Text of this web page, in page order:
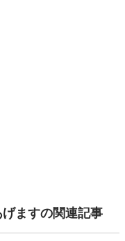
げますの関連記事